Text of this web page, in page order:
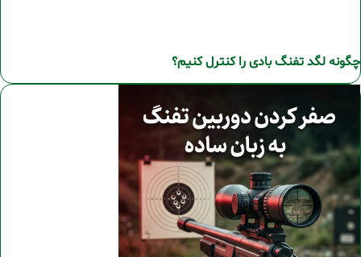
چگونه لگد تفنگ بادی را کنترل کنیم؟